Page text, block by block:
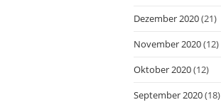
Dezember 2020(21)
November 2020(12)
Oktober 2020(12)
September 2020(18)